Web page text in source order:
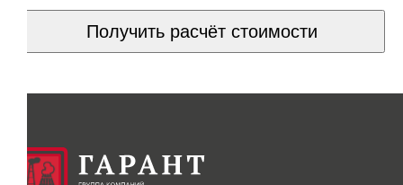
Получить расчёт стоимости